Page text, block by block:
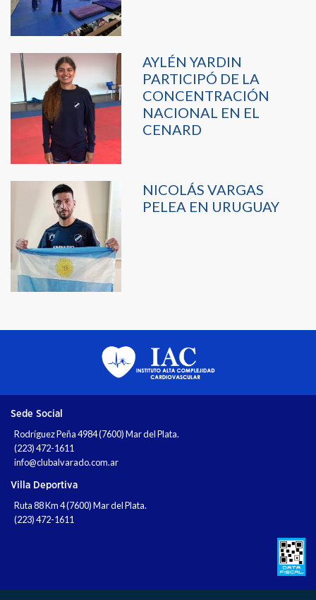
AYLÉN YARDIN
PARTICIPÓ DE LA
CONCENTRACIÓN
NACIONAL EN EL
CENARD
NICOLÁS VARGAS
PELEA EN URUGUAY
Sede Social
Rodríguez Peña 4984 (7600) Mar del Plata.
(223) 472-1611
info@clubalvarado.com.ar
Villa Deportiva
Ruta 88 Km 4 (7600) Mar del Plata.
(223) 472-1611